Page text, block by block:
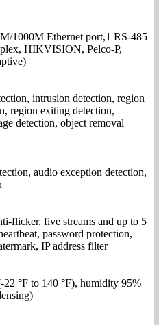
1000M Ethernet port,1 RS-485
HIKVISION, Pelco-P,
intrusion detection, region
region exiting detection,
detection, object removal
audio exception detection,
flicker, five streams and up to 5
password protection,
IP address filter
22 °F to 140 °F), humidity 95%